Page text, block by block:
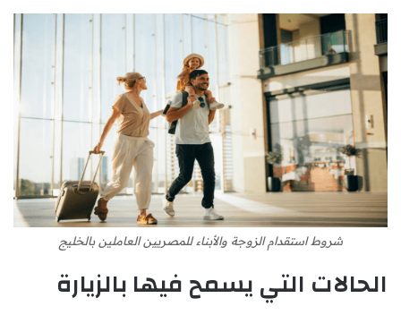
شروط استقدام الزوجة والأبناء للمصريين العاملين بالخليج
الحالات التي يسمح فيها بالزيارة